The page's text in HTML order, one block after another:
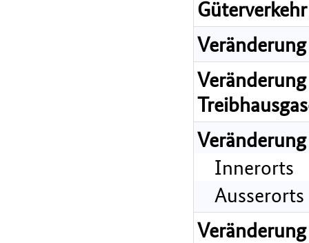
Güterverkehr
Innerorts
Ausserorts